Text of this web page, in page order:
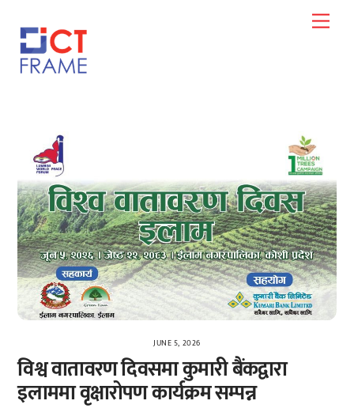
content
JUNE 5, 2026
विश्व वातावरण दिवसमा कुमारी बैंकद्वारा
इलाममा वृक्षारोपण कार्यक्रम सम्पन्न